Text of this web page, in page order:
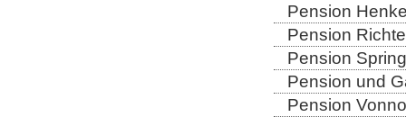
Pension
Pension
Pension
Pension und
Pension